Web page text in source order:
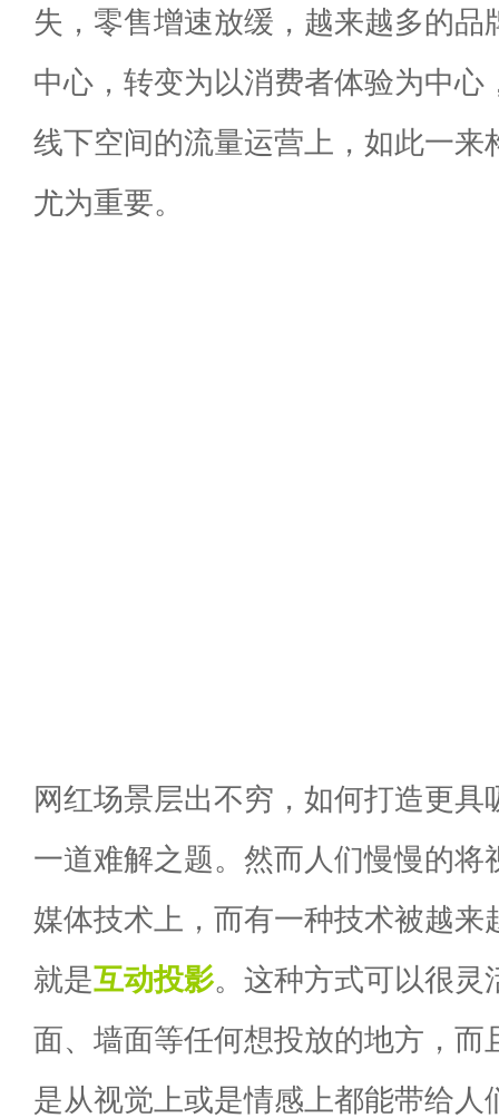
失，零售增速放缓，越来越多的品
中心，转变为以消费者体验为中心
线下空间的流量运营上，如此一来
尤为重要。
网红场景层出不穷，如何打造更具
一道难解之题。然而人们慢慢的将
媒体技术上，而有一种技术被越来
就是互动投影。这种方式可以很灵
面、墙面等任何想投放的地方，而
是从视觉上或是情感上都能带给人